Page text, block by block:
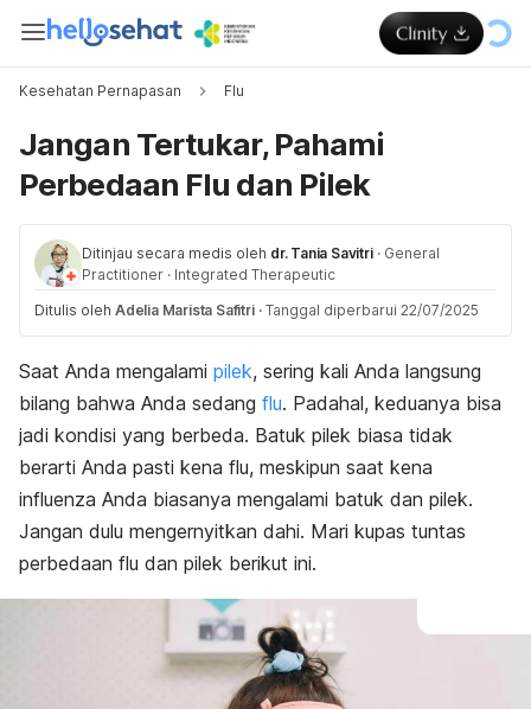
Kesehatan Pernapasan Flu
Jangan Tertukar, Pahami
Perbedaan Flu dan Pilek
Ditinjau secara medis oleh dr. Tania Savitri · General
Practitioner · Integrated Therapeutic
Ditulis oleh Adelia Marista Safitri · Tanggal diperbarui 22/07/2025
Saat Anda mengalami pilek, sering kali Anda langsung
bilang bahwa Anda sedang flu. Padahal, keduanya bisa
jadi kondisi yang berbeda. Batuk pilek biasa tidak
berarti Anda pasti kena flu, meskipun saat kena
influenza Anda biasanya mengalami batuk dan pilek.
Jangan dulu mengernyitkan dahi. Mari kupas tuntas
perbedaan flu dan pilek berikut ini.